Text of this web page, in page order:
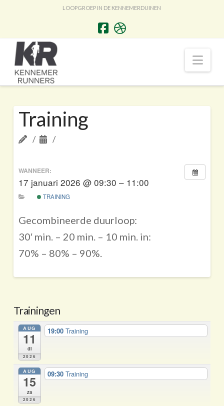
LOOPGROEP IN DE KENNEMERDUINEN
Training
WANNEER:
17 januari 2026 @ 09:30 – 11:00
TRAINING
Gecombineerde duurloop:
30′ min. – 20 min. – 10 min. in:
70% – 80% – 90%.
Trainingen
AUG
11
di
2026
19:00Training
AUG
15
za
2026
09:30Training